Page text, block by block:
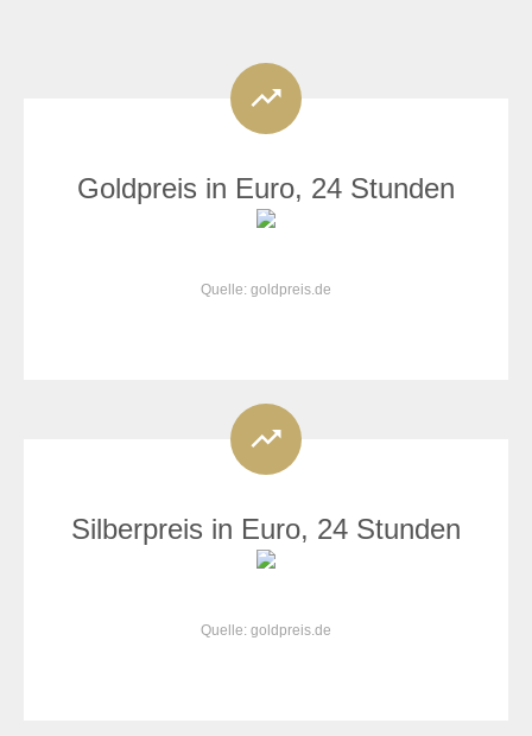
Goldpreis in Euro, 24 Stunden
Quelle: goldpreis.de
Silberpreis in Euro, 24 Stunden
Quelle: goldpreis.de